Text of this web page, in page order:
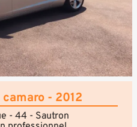
camaro - 2012
- 44 - Sautron